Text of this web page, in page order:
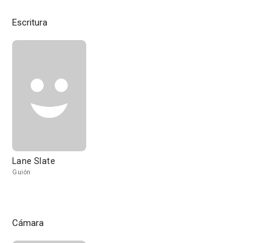
Escritura
Lane Slate
Guión
Cámara